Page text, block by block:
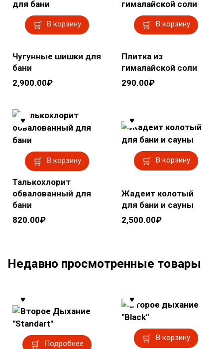
В корзину
Чугунные шишки для
бани
2,900.00₽
В корзину
Плитка из
гималайской соли
290.00₽
В корзину
Талькохлорит
обвалованный для
бани
820.00₽
В корзину
Жадеит колотый
для бани и сауны
2,500.00₽
Недавно просмотренные товары
Подробнее
В корзину